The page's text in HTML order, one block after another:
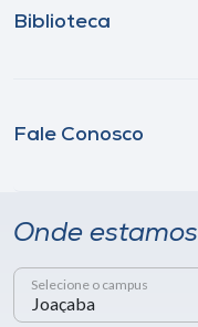
Biblioteca
Fale Conosco
Onde estamos
Selecione o campus